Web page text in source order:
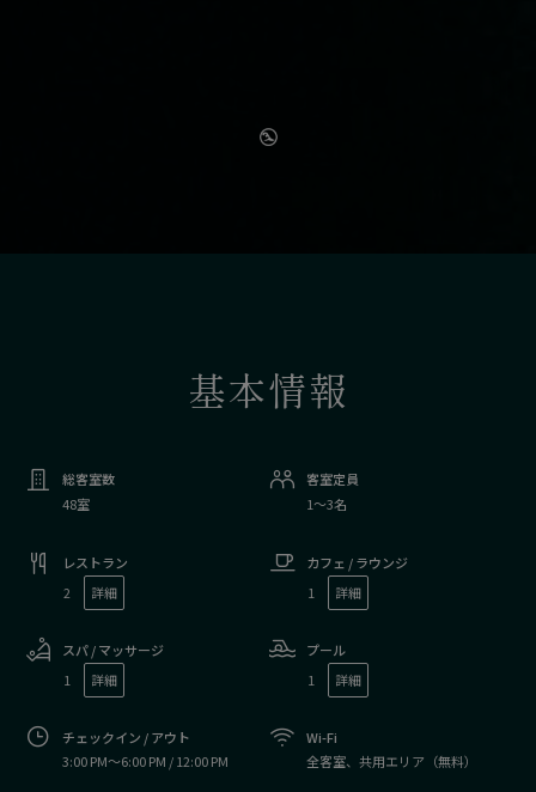
基本情報
総客室数
48室
客室定員
1〜3名
レストラン
2
詳細
カフェ / ラウンジ
1
詳細
スパ / マッサージ
1
詳細
プール
1
詳細
チェックイン / アウト
3:00 PM〜6:00 PM / 12:00 PM
Wi-Fi
全客室、共用エリア（無料）